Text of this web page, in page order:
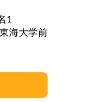
1
海大学前